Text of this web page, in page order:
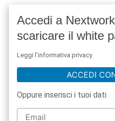
Accedi a
scaricare il white
Leggi l'informativa privacy
ACCEDI
Oppure inserisci i tuoi dati